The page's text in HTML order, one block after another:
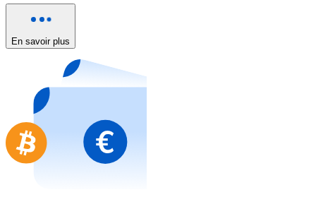
Acheter avec carte
Nouveau
Achetez des cartes-cadeaux de vos marques
Aller à la boutique de cartes-cadeaux
En savoir plus